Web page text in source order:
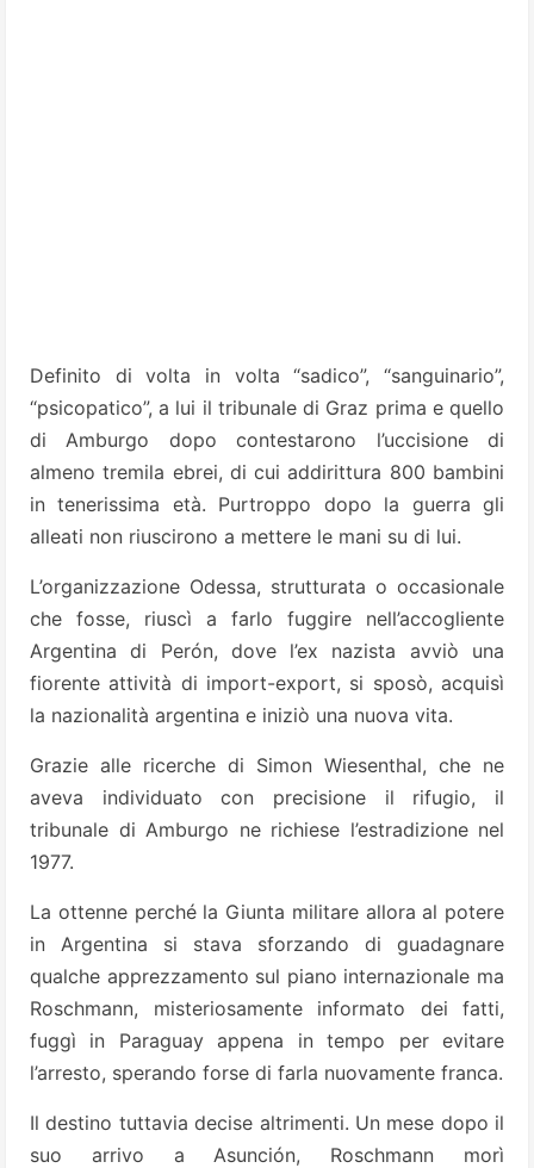
Definito di volta in volta “sadico”, “sanguinario”,
“psicopatico”, a lui il tribunale di Graz prima e quello
di Amburgo dopo contestarono l’uccisione di
almeno tremila ebrei, di cui addirittura 800 bambini
in tenerissima età. Purtroppo dopo la guerra gli
alleati non riuscirono a mettere le mani su di lui.
L’organizzazione Odessa, strutturata o occasionale
che fosse, riuscì a farlo fuggire nell’accogliente
Argentina di Perón, dove l’ex nazista avviò una
fiorente attività di import-export, si sposò, acquisì
la nazionalità argentina e iniziò una nuova vita.
Grazie alle ricerche di Simon Wiesenthal, che ne
aveva individuato con precisione il rifugio, il
tribunale di Amburgo ne richiese l’estradizione nel
1977.
La ottenne perché la Giunta militare allora al potere
in Argentina si stava sforzando di guadagnare
qualche apprezzamento sul piano internazionale ma
Roschmann, misteriosamente informato dei fatti,
fuggì in Paraguay appena in tempo per evitare
l’arresto, sperando forse di farla nuovamente franca.
Il destino tuttavia decise altrimenti. Un mese dopo il
suo arrivo a Asunción, Roschmann morì